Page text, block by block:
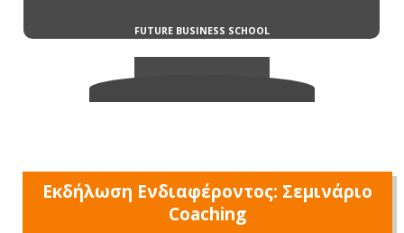
Εκδήλωση Ενδιαφέροντος: Σεμινάριο
Coaching